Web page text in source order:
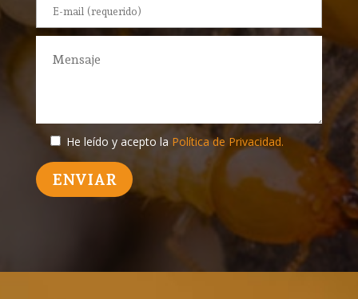
He leído y acepto la Política de Privacidad.